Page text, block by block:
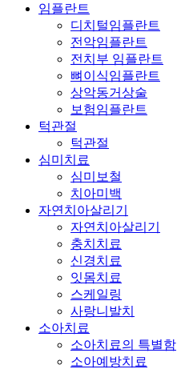
임플란트
디치털임플란트
전악임플란트
전치부 임플란트
뼈이식임플란트
상악동거상술
보험임플란트
턱관절
턱관절
심미치료
심미보철
치아미백
자연치아살리기
자연치아살리기
충치치료
신경치료
잇몸치료
스케일링
사랑니발치
소아치료
소아치료의 특별함
소아예방치료